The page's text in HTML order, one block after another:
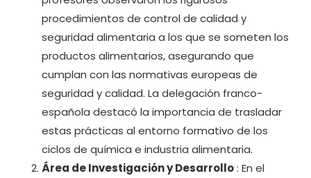
procedimientos de control de calidad y
seguridad alimentaria a los que se someten los
productos alimentarios, asegurando que
cumplan con las normativas europeas de
seguridad y calidad. La delegación franco-
española destacó la importancia de trasladar
estas prácticas al entorno formativo de los
ciclos de química e industria alimentaria.
Área de Investigación y Desarrollo: En el